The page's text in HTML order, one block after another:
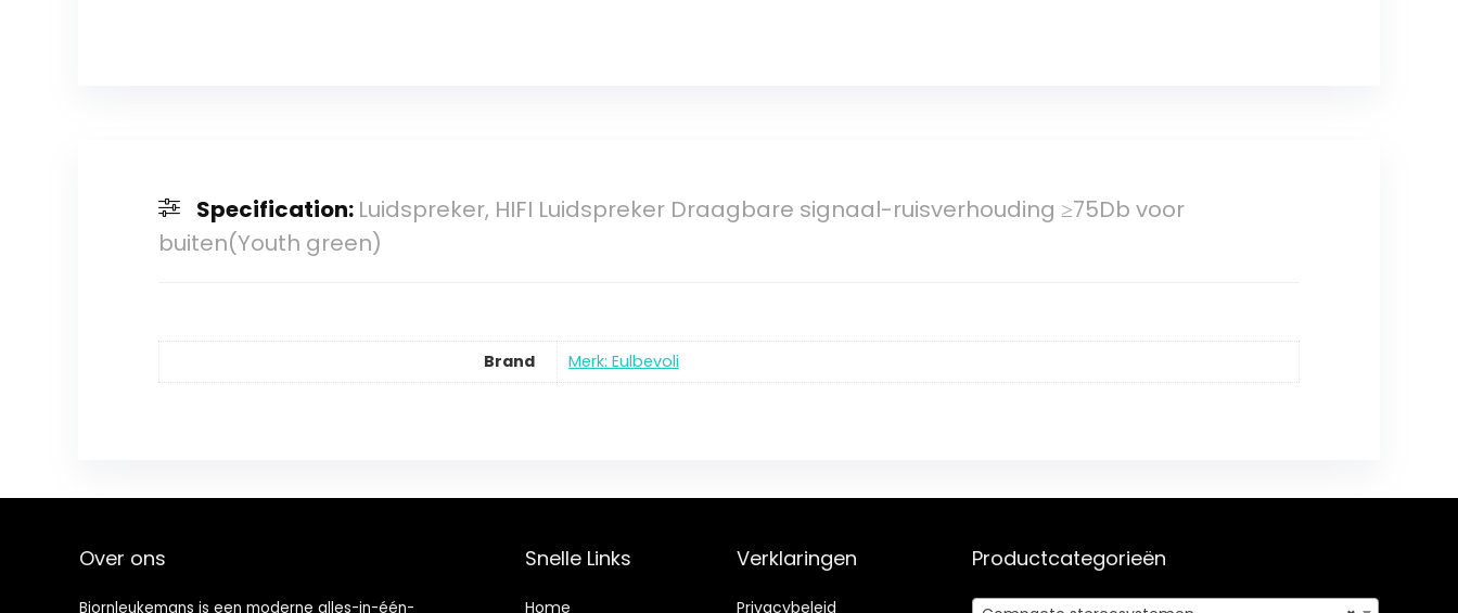
Specification: Luidspreker, HIFI Luidspreker Draagbare signaal-ruisverhouding ≥75Db voor
buiten(Youth green)
Brand Merk: Eulbevoli
Over ons
Bjornleukemans is een moderne alles-in-één-
Snelle Links
Home
Verklaringen
Privacybeleid
Productcategorieën